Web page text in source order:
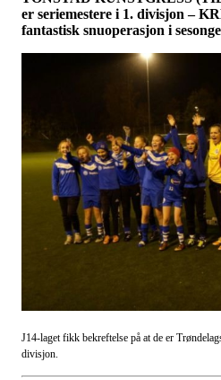
er seriemestere i 1. divisjon –
fantastisk snuoperasjon i
J14-laget fikk bekreftelse på at de er
divisjon.